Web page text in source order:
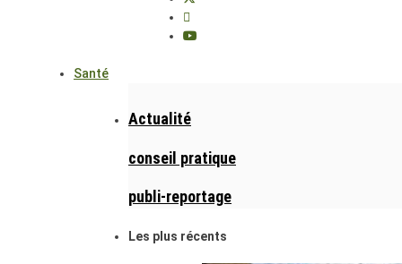
Santé
Actualité
conseil pratique
publi-reportage
Les plus récents